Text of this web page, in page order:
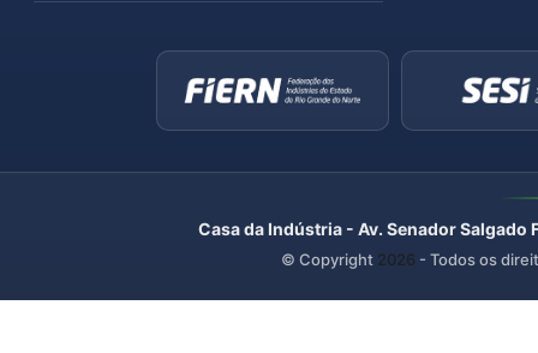
Casa da Indústria - Av. Senador
© Copyright 2026 - Todos os